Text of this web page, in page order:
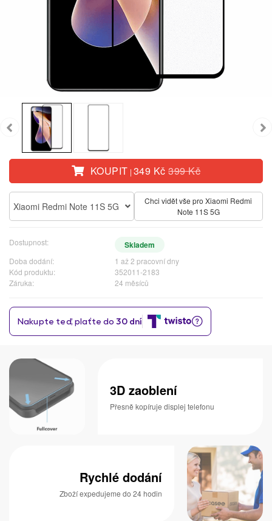
KOUPIT | 349 Kč399 Kč
Xiaomi Redmi Note 11S 5G
Chci vidět vše pro Xiaomi Redmi
Note 11S 5G
Dostupnost: Skladem
Doba dodání:
1 až 2 pracovní dny
Kód produktu:
352011-2183
Záruka:
24 měsíců
3D zaoblení
Přesně kopíruje displej telefonu
Rychlé dodání
Zboží expedujeme do 24 hodin